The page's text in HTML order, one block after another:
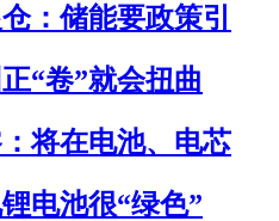
：储能要政策引
“卷”就会扭曲
将在电池、电芯
电池很“绿色”